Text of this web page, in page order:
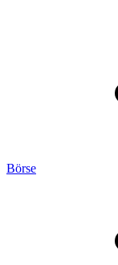
Börse